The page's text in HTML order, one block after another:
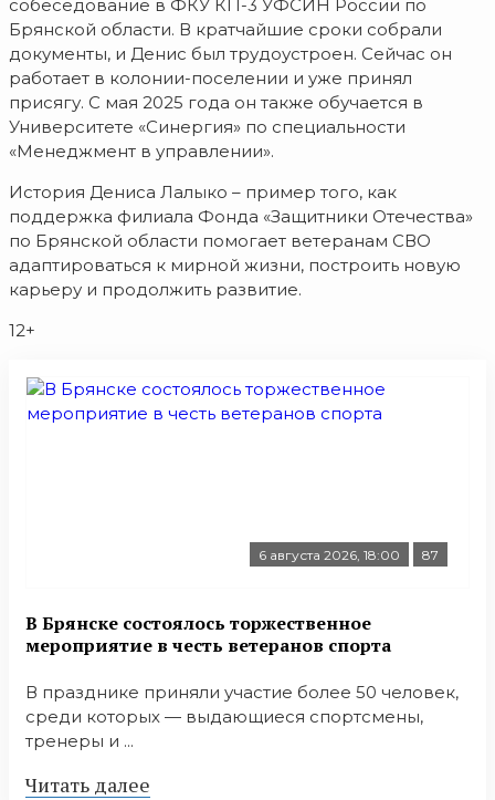
собеседование в ФКУ КП-3 УФСИН России по
Брянской области. В кратчайшие сроки собрали
документы, и Денис был трудоустроен. Сейчас он
работает в колонии-поселении и уже принял
присягу. С мая 2025 года он также обучается в
Университете «Синергия» по специальности
«Менеджмент в управлении».
История Дениса Лалыко – пример того, как
поддержка филиала Фонда «Защитники Отечества»
по Брянской области помогает ветеранам СВО
адаптироваться к мирной жизни, построить новую
карьеру и продолжить развитие.
12+
6 августа 2026, 18:00 87
В Брянске состоялось торжественное
мероприятие в честь ветеранов спорта
В празднике приняли участие более 50 человек,
среди которых — выдающиеся спортсмены,
тренеры и ...
Читать далее